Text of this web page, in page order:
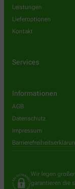
Leistungen
Lieferoptionen
Kontakt
Services
Informationen
AGB
Datenschutz
Impressum
Wir legen
garantieren die